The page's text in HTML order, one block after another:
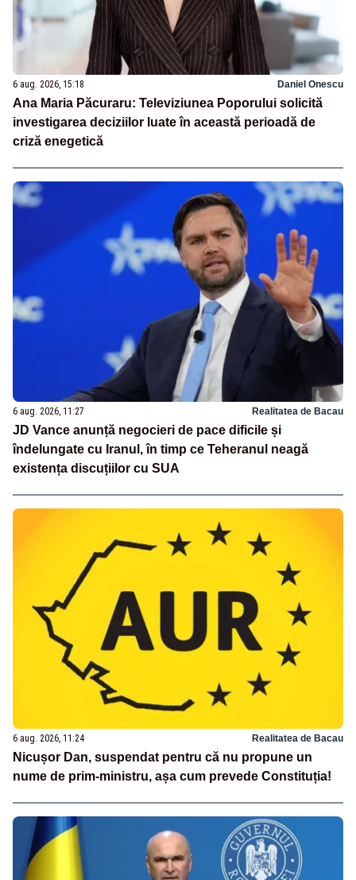
6 aug. 2026, 15:18 Daniel Onescu
Ana Maria Păcuraru: Televiziunea Poporului solicită
investigarea deciziilor luate în această perioadă de
criză enegetică
6 aug. 2026, 11:27 Realitatea de Bacau
JD Vance anunță negocieri de pace dificile și
îndelungate cu Iranul, în timp ce Teheranul neagă
existența discuțiilor cu SUA
6 aug. 2026, 11:24 Realitatea de Bacau
Nicușor Dan, suspendat pentru că nu propune un
nume de prim-ministru, așa cum prevede Constituția!